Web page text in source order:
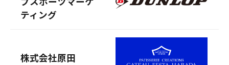
ティング
株式会社原田